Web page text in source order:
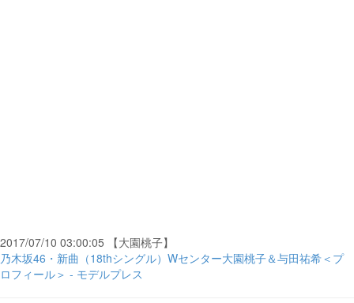
2017/07/10 03:00:05 【大園桃子】
乃木坂46・新曲（18thシングル）Wセンター大園桃子＆与田祐希＜プ
ロフィール＞ - モデルプレス